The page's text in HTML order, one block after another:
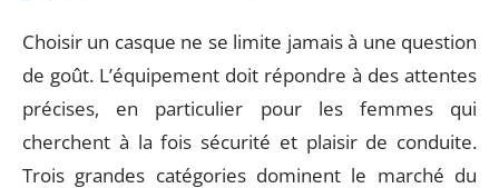
Choisir un casque ne se limite jamais à une question
de goût. L’équipement doit répondre à des attentes
précises, en particulier pour les femmes qui
cherchent à la fois sécurité et plaisir de conduite.
Trois grandes catégories dominent le marché du